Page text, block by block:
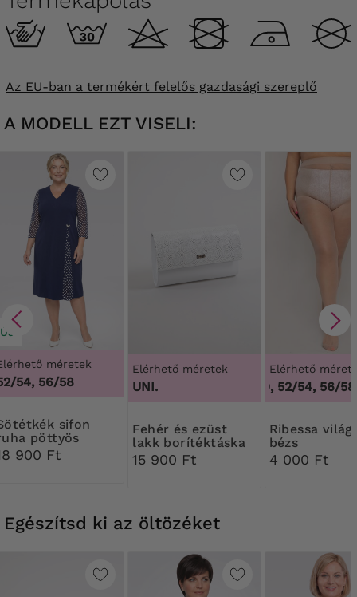
Az EU-ban a termékért felelős gazdasági szereplő
A MODELL EZT VISELI:
ÚJ
méretek
54, 56/58
pöttyös
900 Ft
Elérhető méretek
UNI.
Fehér és ezüst
lakk borítéktáska
15 900 Ft
Elérhető
44/46, 48/50, 52/54, 56/58,
Ribessa világos
bézs
4 000 Ft
3XL,
Egészítsd ki az öltözéket